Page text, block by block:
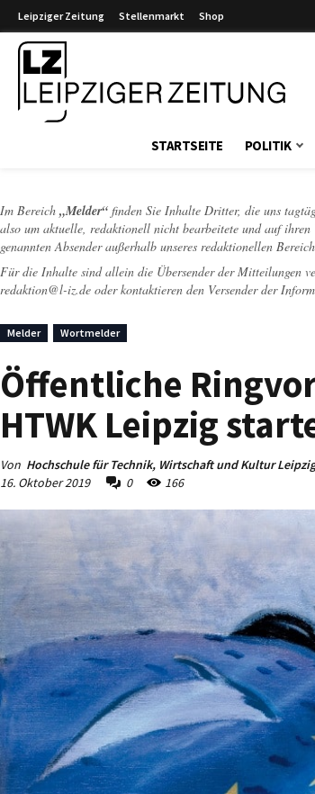
Leipziger Zeitung Stellenmarkt Shop
STARTSEITE POLITIK
Im Bereich „Melder“ finden Sie Inhalte Dritter, die uns
also um aktuelle, redaktionell nicht bearbeitete und auf
genannten Absender außerhalb unseres redaktionellen
Für die Inhalte sind allein die Übersender der Mitteilungen
redaktion@l-iz.de oder kontaktieren den Versender der
Melder Wortmelder
Öffentliche
HTWK Leipzig
Von Hochschule für Technik, Wirtschaft und Kultur Leipzig
16. Oktober 2019
0 166